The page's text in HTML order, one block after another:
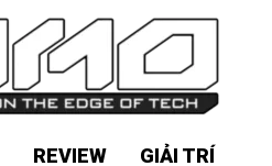
REVIEW GIẢI TRÍ